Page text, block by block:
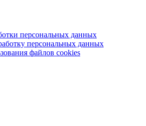
персональных данных
персональных данных
файлов cookies